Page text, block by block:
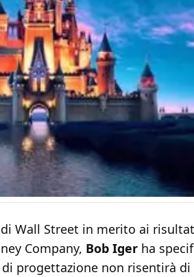
Wall Street in merito ai
Company, Bob Iger ha
progettazione non risentirà